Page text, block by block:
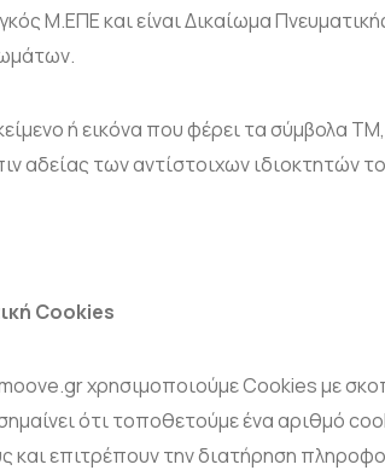
Μ.ΕΠΕ και είναι Δικαίωμα
ή εικόνα που φέρει τα σύμβολα
αδείας των αντίστοιχων ιδιοκτητών
Cookies
χρησιμοποιούμε Cookies με
ότι τοποθετούμε ένα αριθμό
και επιτρέπουν την διατήρηση